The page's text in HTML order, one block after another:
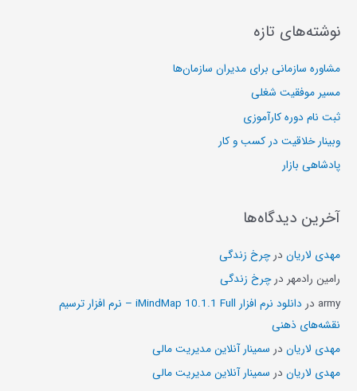
و
ی
نوشته‌های تازه
مشاوره سازمانی برای مدیران سازمان‌ها
مسیر موفقیت شغلی
ثبت نام دوره کارآموزی
وبینار خلاقیت در کسب و کار
پادشاهی بازار
آخرین دیدگاه‌ها
مهدی لاریان درچرخ زندگی
رامین رادمهر درچرخ زندگی
army در
دانلود نرم افزار iMindMap 10.1.1 Full – نرم افزار ترسیم
نقشه‌های ذهنی
مهدی لاریان در سمینار آنلاین مدیریت مالی
مهدی لاریان در سمینار آنلاین مدیریت مالی